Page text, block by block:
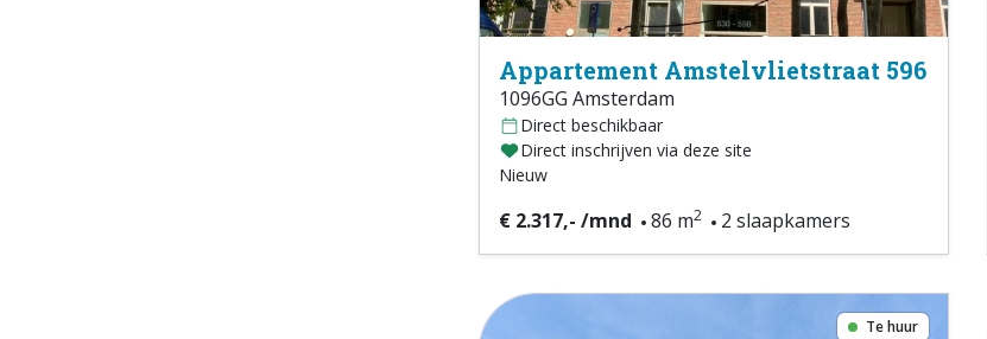
Appartement Amstelvlietstraat 596
1096GG Amsterdam
Direct beschikbaar
Direct inschrijven via deze site
Nieuw
€ 2.317,- /mnd 86 m2 2 slaapkamers
Te huur